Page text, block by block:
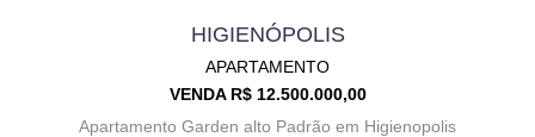
HIGIENÓPOLIS
APARTAMENTO
VENDA R$ 12.500.000,00
Apartamento Garden alto Padrão em Higienopolis